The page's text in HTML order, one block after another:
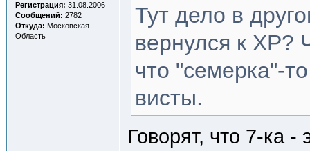
Регистрация: 31.08.2006
Сообщений: 2782
Откуда: Московская
Область
Тут дело в
вернулся к XP?
что "семерка"-
висты.
Говорят, что 7-ка -